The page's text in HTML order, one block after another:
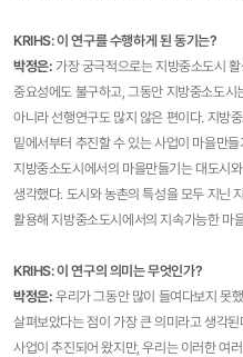
KRIHS: 이 연구를 수행하게 된 동기는?
박정은: 가장 궁극적으로는 지방중소도시
중요성에도 불구하고, 그동안 지방중소도
아니라 선행연구도 많지 않은 편이다. 지방
밑에서부터 추진할 수 있는 사업이 마을만
지방중소도시에서의 마을만들기는 대도시
생각했다. 도시와 농촌의 특성을 모두 지닌
활용해 지방중소도시에서의 지속가능한 마
KRIHS: 이 연구의 의미는 무엇인가?
박정은:우리가 그동안 많이 들여다보지 못
살펴보았다는 점이 가장 큰 의미라고 생각
사업이 추진되어 왔지만, 우리는 이러한 여